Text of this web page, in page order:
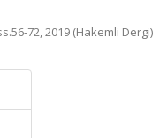
72, 2019 (Hakemli Dergi)